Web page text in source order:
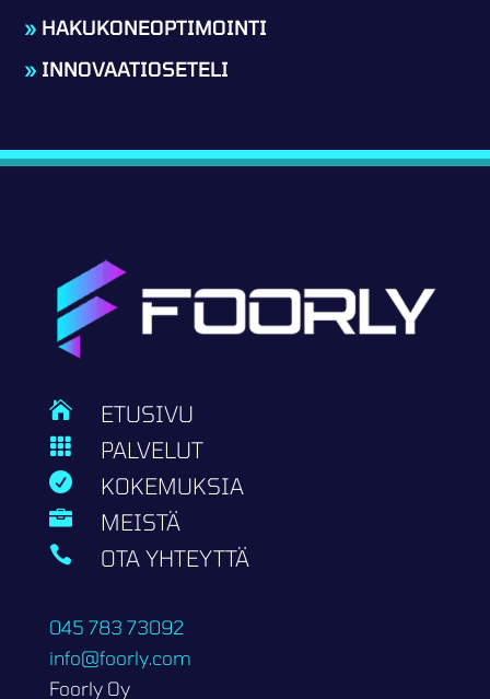
» HAKUKONEOPTIMOINTI
» INNOVAATIOSETELI
 ETUSIVU
 PALVELUT
 KOKEMUKSIA
 MEISTÄ
 OTA YHTEYTTÄ
045 783 73092
info@foorly.com
Foorly Oy